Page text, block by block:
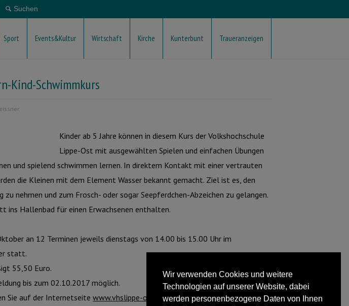
Wir verwenden Cookies und weitere
Technologien auf unserer Website, dabei
werden personenbezogene Daten von Ihnen
Sport Events&Kultur Wirtschaft Kirche Kunterbunt Traueranzeigen
Kind-Schwimmkurs
Kinder ab 5 Jahre können in diesem Kurs der Volkshochschule
Lippe-Ost mit ausgewählten Spielen und einfachen Übungen
und spielend schwimmen lernen. In direktem Kontakt mit einer vertrauten
die Kleinen mit dem Element Wasser bekannt gemacht. Ziel ist es, den
zu nehmen und zum Frosch- oder sogar Seepferdchen-Abzeichen zu gelangen.
ins Hallenbad für einen Erwachsenen enthalten.
an 12 Terminen jeweils dienstags von 14.00 bis 15.00 Uhr im
statt.
55,50 Euro.
bis zum 02.10.2017 möglich.
Sie auf der Internetseite www.vhslippe-ost.deoder telefonisch unter 05282